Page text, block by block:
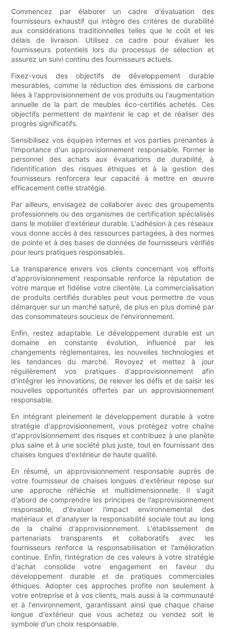
Commencez par élaborer un cadre d'évaluation des
fournisseurs exhaustif qui intègre des critères de durabilité
aux considérations traditionnelles telles que le coût et les
délais de livraison. Utilisez ce cadre pour évaluer les
fournisseurs potentiels lors du processus de sélection et
assurez un suivi continu des fournisseurs actuels.
Fixez-vous des objectifs de développement durable
mesurables, comme la réduction des émissions de carbone
liées à l'approvisionnement de vos produits ou l'augmentation
annuelle de la part de meubles éco-certifiés achetés. Ces
objectifs permettent de maintenir le cap et de réaliser des
progrès significatifs.
Sensibilisez vos équipes internes et vos parties prenantes à
l'importance d'un approvisionnement responsable. Former le
personnel des achats aux évaluations de durabilité, à
l'identification des risques éthiques et à la gestion des
fournisseurs renforcera leur capacité à mettre en œuvre
efficacement cette stratégie.
Par ailleurs, envisagez de collaborer avec des groupements
professionnels ou des organismes de certification spécialisés
dans le mobilier d'extérieur durable. L'adhésion à ces réseaux
vous donne accès à des ressources partagées, à des normes
de pointe et à des bases de données de fournisseurs vérifiés
pour leurs pratiques responsables.
La transparence envers vos clients concernant vos efforts
d'approvisionnement responsable renforce la réputation de
votre marque et fidélise votre clientèle. La commercialisation
de produits certifiés durables peut vous permettre de vous
démarquer sur un marché saturé, de plus en plus dominé par
des consommateurs soucieux de l'environnement.
Enfin, restez adaptable. Le développement durable est un
domaine en constante évolution, influencé par les
changements réglementaires, les nouvelles technologies et
les tendances du marché. Revoyez et mettez à jour
régulièrement vos pratiques d'approvisionnement afin
d'intégrer les innovations, de relever les défis et de saisir les
nouvelles opportunités offertes par un approvisionnement
responsable.
En intégrant pleinement le développement durable à votre
stratégie d'approvisionnement, vous protégez votre chaîne
d'approvisionnement des risques et contribuez à une planète
plus saine et à une société plus juste, tout en fournissant des
chaises longues d'extérieur de haute qualité.
En résumé, un approvisionnement responsable auprès de
votre fournisseur de chaises longues d'extérieur repose sur
une approche réfléchie et multidimensionnelle. Il s'agit
d'abord de comprendre les principes de l'approvisionnement
responsable, d'évaluer l'impact environnemental des
matériaux et d'analyser la responsabilité sociale tout au long
de la chaîne d'approvisionnement. L'établissement de
partenariats transparents et collaboratifs avec les
fournisseurs renforce la responsabilisation et l'amélioration
continue. Enfin, l'intégration de ces valeurs à votre stratégie
d'achat consolide votre engagement en faveur du
développement durable et de pratiques commerciales
éthiques. Adopter ces approches profite non seulement à
votre entreprise et à vos clients, mais aussi à la communauté
et à l'environnement, garantissant ainsi que chaque chaise
longue d'extérieur que vous achetez ou vendez soit le
symbole d'un choix responsable.